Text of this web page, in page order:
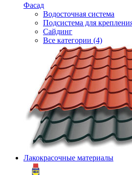
Фасад
Водосточная система
Подсистема для
Сайдинг
Все категории (4)
Лакокрасочные материалы